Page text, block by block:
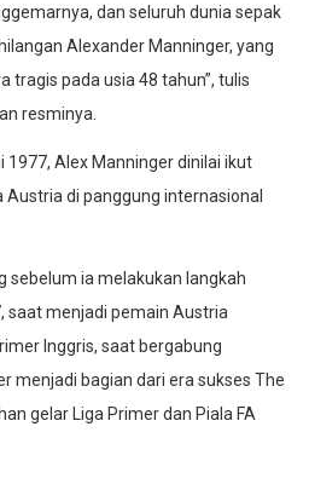
dan seluruh dunia sepak
Alexander Manninger, yang
tragis pada usia 48 tahun”, tulis
resminya.
1977, Alex Manninger dinilai ikut
di panggung internasional
sebelum ia melakukan langkah
saat menjadi pemain Austria
Inggris, saat bergabung
menjadi bagian dari era sukses The
gelar Liga Primer dan Piala FA